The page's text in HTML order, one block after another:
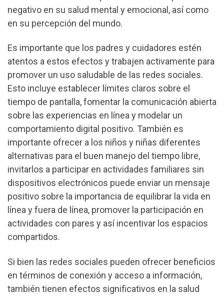
negativo en su salud mental y emocional, así como
en su percepción del mundo.
Es importante que los padres y cuidadores estén
atentos a estos efectos y trabajen activamente para
promover un uso saludable de las redes sociales.
Esto incluye establecer límites claros sobre el
tiempo de pantalla, fomentar la comunicación abierta
sobre las experiencias en línea y modelar un
comportamiento digital positivo. También es
importante ofrecer a los niños y niñas diferentes
alternativas para el buen manejo del tiempo libre,
invitarlos a participar en actividades familiares sin
dispositivos electrónicos puede enviar un mensaje
positivo sobre la importancia de equilibrar la vida en
línea y fuera de línea, promover la participación en
actividades con pares y así incentivar los espacios
compartidos.
Si bien las redes sociales pueden ofrecer beneficios
en términos de conexión y acceso a información,
también tienen efectos significativos en la salud